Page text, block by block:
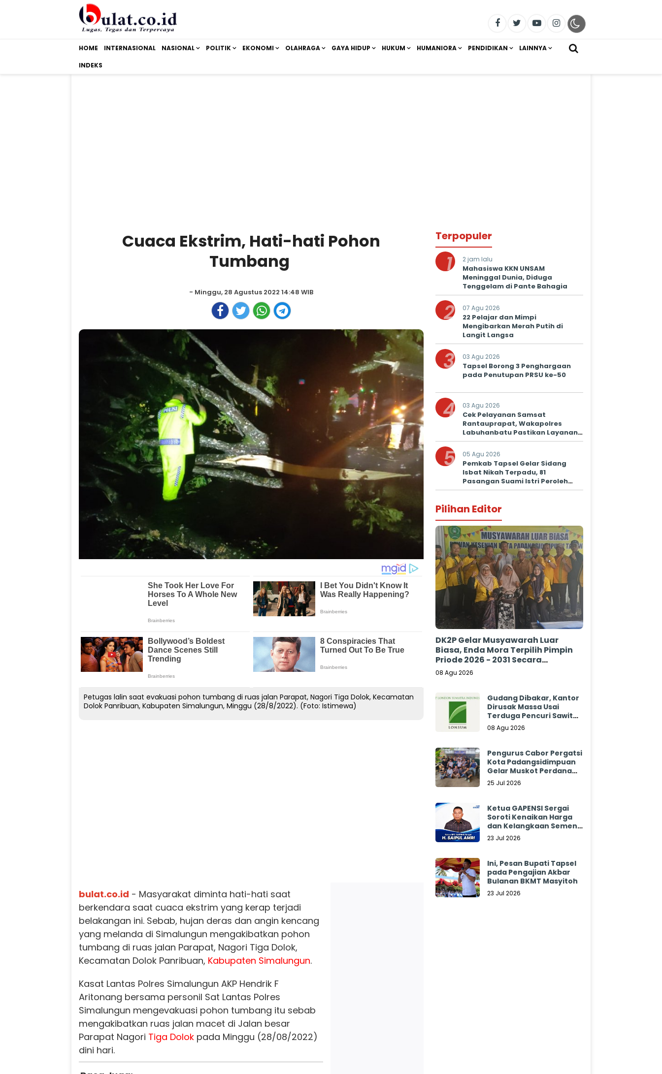
HOME INTERNASIONAL NASIONAL POLITIK EKONOMI OLAHRAGA GAYA HIDUP HUKUM HUMANIORA PENDIDIKAN LAINNYA
INDEKS
Cuaca Ekstrim, Hati-hati Pohon
Tumbang
- Minggu, 28 Agustus 2022 14:48 WIB
Petugas lalin saat evakuasi pohon tumbang di ruas jalan Parapat, Nagori Tiga Dolok, Kecamatan
Dolok Panribuan, Kabupaten Simalungun, Minggu (28/8/2022). (Foto: Istimewa)
bulat.co.id - Masyarakat diminta hati-hati saat
berkendara saat cuaca ekstrim yang kerap terjadi
belakangan ini. Sebab, hujan deras dan angin kencang
yang melanda di Simalungun mengakibatkan pohon
tumbang di ruas jalan Parapat, Nagori Tiga Dolok,
Kecamatan Dolok Panribuan, Kabupaten Simalungun.
Kasat Lantas Polres Simalungun AKP Hendrik F
Aritonang bersama personil Sat Lantas Polres
Simalungun mengevakuasi pohon tumbang itu sebab
mengakibatkan ruas jalan macet di Jalan besar
Parapat Nagori Tiga Dolok pada Minggu (28/08/2022)
dini hari.
Terpopuler
1 2 jam lalu
Mahasiswa KKN UNSAM
Meninggal Dunia, Diduga
Tenggelam di Pante Bahagia
2 07 Agu 2026
22 Pelajar dan Mimpi
Mengibarkan Merah Putih di
Langit Langsa
3 03 Agu 2026
Tapsel Borong 3 Penghargaan
pada Penutupan PRSU ke-50
4 03 Agu 2026
Cek Pelayanan Samsat
Rantauprapat, Wakapolres
Labuhanbatu Pastikan Layanan
Prima untuk Masyarakat
5 05 Agu 2026
Pemkab Tapsel Gelar Sidang
Isbat Nikah Terpadu, 81
Pasangan Suami Istri Peroleh
Kepastian Hukum
Pilihan Editor
DK2P Gelar Musyawarah Luar
Biasa, Enda Mora Terpilih Pimpin
Priode 2026 - 2031 Secara
Aklamasi
08 Agu 2026
Gudang Dibakar, Kantor
Dirusak Massa Usai
Terduga Pencuri Sawit
Tewas: Manajemen
Sibulan Estate Bungkam
08 Agu 2026
Pengurus Cabor Pergatsi
Kota Padangsidimpuan
Gelar Muskot Perdana
2026 - 2030
25 Jul 2026
Ketua GAPENSI Sergai
Soroti Kenaikan Harga
dan Kelangkaan Semen,
Minta Pemerintah
23 Jul 2026
Ini, Pesan Bupati Tapsel
pada Pengajian Akbar
Bulanan BKMT Masyitoh
23 Jul 2026